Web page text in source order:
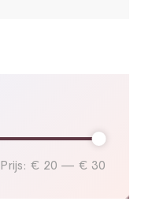
Prijs: € 20 — € 30